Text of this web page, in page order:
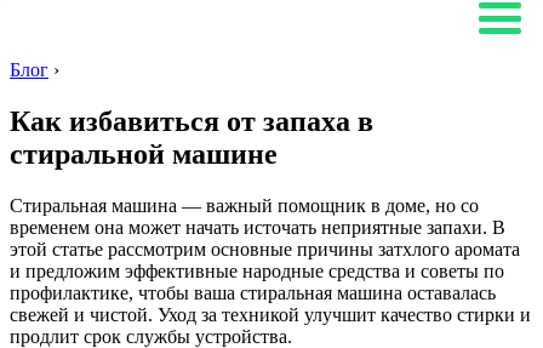
Блог ›
Как избавиться от запаха в
стиральной машине
Стиральная машина — важный помощник в доме, но со
временем она может начать источать неприятные запахи. В
этой статье рассмотрим основные причины затхлого аромата
и предложим эффективные народные средства и советы по
профилактике, чтобы ваша стиральная машина оставалась
свежей и чистой. Уход за техникой улучшит качество стирки и
продлит срок службы устройства.